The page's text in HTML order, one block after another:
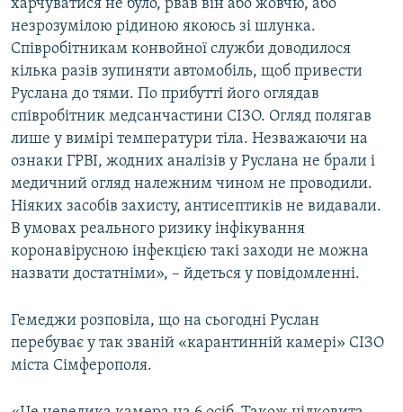
харчуватися не було, рвав він або жовчю, або
незрозумілою рідиною якоюсь зі шлунка.
Співробітникам конвойної служби доводилося
кілька разів зупиняти автомобіль, щоб привести
Руслана до тями. По прибутті його оглядав
співробітник медсанчастини СІЗО. Огляд полягав
лише у вимірі температури тіла. Незважаючи на
ознаки ГРВІ, жодних аналізів у Руслана не брали і
медичний огляд належним чином не проводили.
Ніяких засобів захисту, антисептиків не видавали.
В умовах реального ризику інфікування
коронавірусною інфекцією такі заходи не можна
назвати достатніми», – йдеться у повідомленні.
Гемеджи розповіла, що на сьогодні Руслан
перебуває у так званій «карантинній камері» СІЗО
міста Сімферополя.